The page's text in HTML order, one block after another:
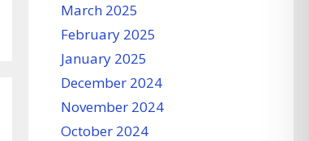
March 2025
February 2025
January 2025
December 2024
November 2024
October 2024